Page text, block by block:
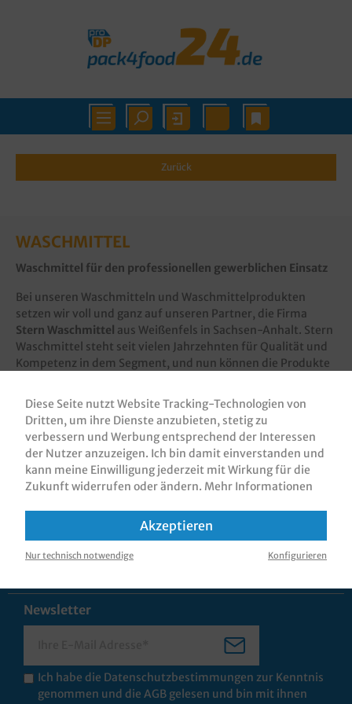
Zurück
WASCHMITTEL
Waschmittel für den professionellen gewerblichen Einsatz
Bei unseren Waschmitteln und Waschmittelprodukten
setzen wir voll und ganz auf unseren Partner, die Firma
Stern Waschmittel aus Weißenfels in Sachsen-Anhalt. Stern
Waschmittel steht seit vielen Jahrzehnten für Qualität und
Kompetenz in dem Segment, und nun können die Produkte
Informationen
Newsletter
Ich habe die Datenschutzbestimmungen zur Kenntnis
genommen und die AGB gelesen und bin mit ihnen
Diese Seite nutzt Website Tracking-Technologien von
Dritten, um ihre Dienste anzubieten, stetig zu
verbessern und Werbung entsprechend der Interessen
der Nutzer anzuzeigen. Ich bin damit einverstanden und
kann meine Einwilligung jederzeit mit Wirkung für die
Zukunft widerrufen oder ändern. Mehr Informationen
Akzeptieren
Nur technisch notwendige Konfigurieren